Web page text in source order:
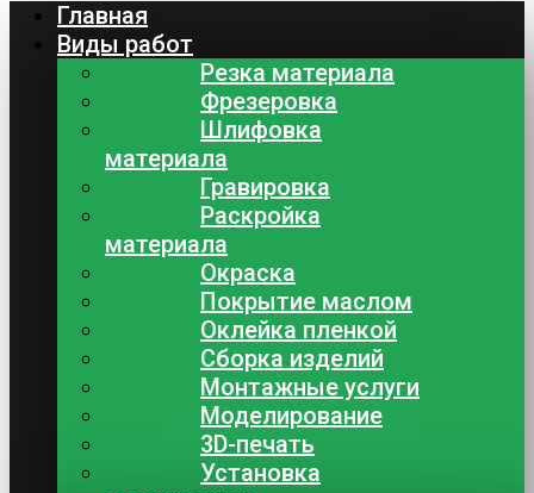
Главная
Виды работ
Резка материала
Фрезеровка
Шлифовка
материала
Гравировка
Раскройка
материала
Окраска
Покрытие маслом
Оклейка пленкой
Сборка изделий
Монтажные услуги
Моделирование
3D-печать
Установка